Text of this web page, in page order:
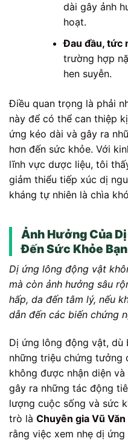
dài gây ảnh
hoạt.
Đau đầu, tức
trường hợp
hen suyễn.
Điều quan trọng là phải
này để có thể can thiệp
ứng kéo dài và gây ra
hơn đến sức khỏe. Với
lĩnh vực dược liệu, tôi
giảm thiểu tiếp xúc dị
kháng tự nhiên là chìa
Ảnh Hưởng Của
Đến Sức Khỏe Bạn
Dị ứng lông động vật
mà còn ảnh hưởng sâu
hấp, da đến tâm lý, nếu
dẫn đến các biến chứng
Dị ứng lông động vật, dù
những triệu chứng tưởng
không được nhận diện
gây ra những tác động
lượng cuộc sống và sức
trò là Chuyên gia Vũ
rằng việc xem nhẹ dị